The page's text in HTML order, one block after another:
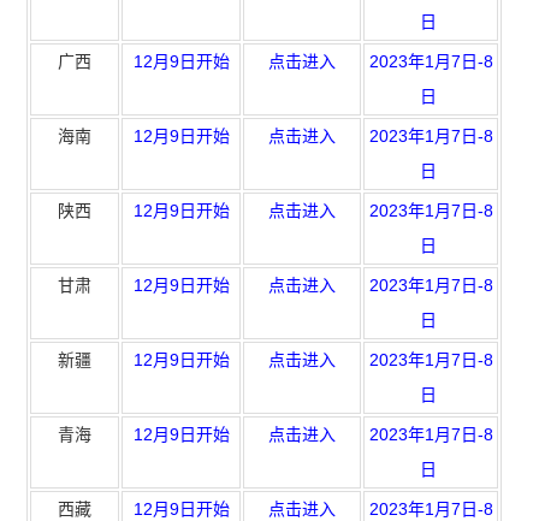
日
广西 12月9日开始 点击进入
2023年1月7日-8
日
海南 12月9日开始 点击进入
2023年1月7日-8
日
陕西 12月9日开始 点击进入
2023年1月7日-8
日
甘肃 12月9日开始 点击进入
2023年1月7日-8
日
新疆 12月9日开始 点击进入
2023年1月7日-8
日
青海 12月9日开始 点击进入
2023年1月7日-8
日
西藏 12月9日开始 点击进入
2023年1月7日-8